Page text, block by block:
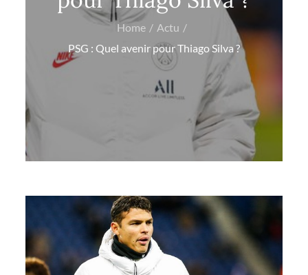
Home
Actu
PSG : Quel avenir pour Thiago Silva ?